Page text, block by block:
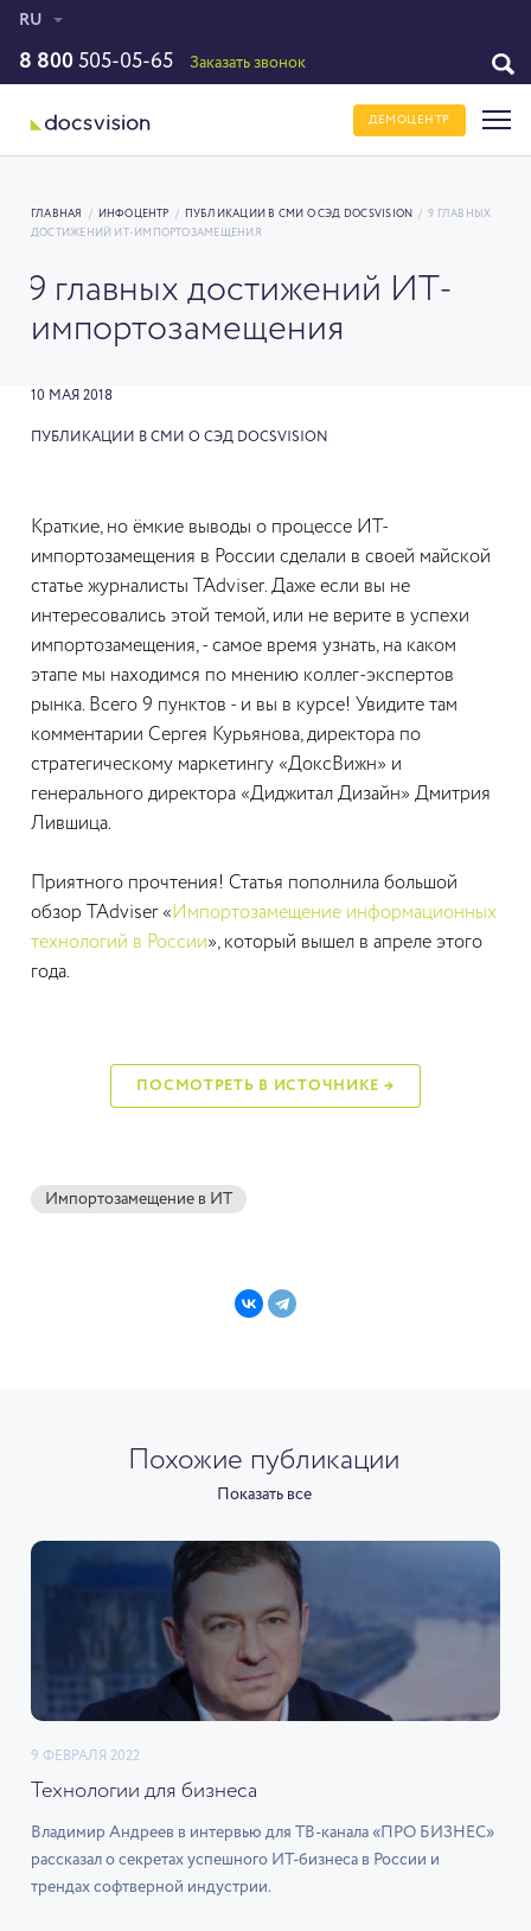
RU
8 800 505-05-65 Заказать звонок
ДЕМОЦЕНТР
ГЛАВНАЯ / ИНФОЦЕНТР / ПУБЛИКАЦИИ В СМИ О СЭД DOCSVISION / 9 ГЛАВНЫХ
ДОСТИЖЕНИЙ ИТ-ИМПОРТОЗАМЕЩЕНИЯ
9 главных достижений ИТ-
импортозамещения
10 МАЯ 2018
ПУБЛИКАЦИИ В СМИ О СЭД DOCSVISION
Краткие, но ёмкие выводы о процессе ИТ-
импортозамещения в России сделали в своей майской
статье журналисты TAdviser. Даже если вы не
интересовались этой темой, или не верите в успехи
импортозамещения, - самое время узнать, на каком
этапе мы находимся по мнению коллег-экспертов
рынка. Всего 9 пунктов - и вы в курсе! Увидите там
комментарии Сергея Курьянова, директора по
стратегическому маркетингу «ДоксВижн» и
генерального директора «Диджитал Дизайн» Дмитрия
Лившица.
Приятного прочтения! Статья пополнила большой
обзор TAdviser «Импортозамещение информационных
технологий в России», который вышел в апреле этого
года.
ПОСМОТРЕТЬ В ИСТОЧНИКЕ →
Импортозамещение в ИТ
Похожие публикации
Показать все
9 ФЕВРАЛЯ 2022
Технологии для бизнеса
Владимир Андреев в интервью для ТВ-канала «ПРО БИЗНЕС»
рассказал о секретах успешного ИТ-бизнеса в России и
трендах софтверной индустрии.